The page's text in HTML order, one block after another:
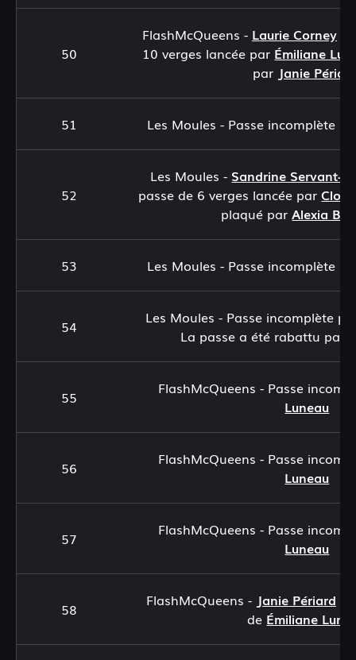
50
FlashMcQueens - Laurie Corney
10 verges lancée par Émiliane
par Janie
51 Les Moules - Passe incomplète
52
Les Moules - Sandrine Servant-
passe de 6 verges lancée par
plaqué parAlexia
53 Les Moules - Passe incomplète
54
Les Moules - Passe incomplète
La passe a été rabattu par
55
FlashMcQueens - Passe
Luneau
56
FlashMcQueens - Passe
Luneau
57
FlashMcQueens - Passe
Luneau
58 FlashMcQueens - Janie Périard
de Émiliane